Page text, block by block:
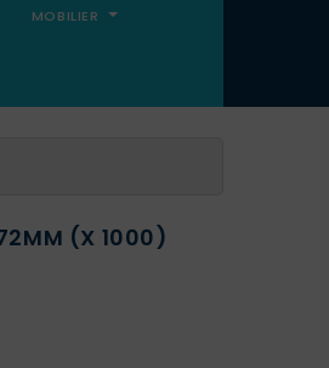
MOBILIER
(X 1000)